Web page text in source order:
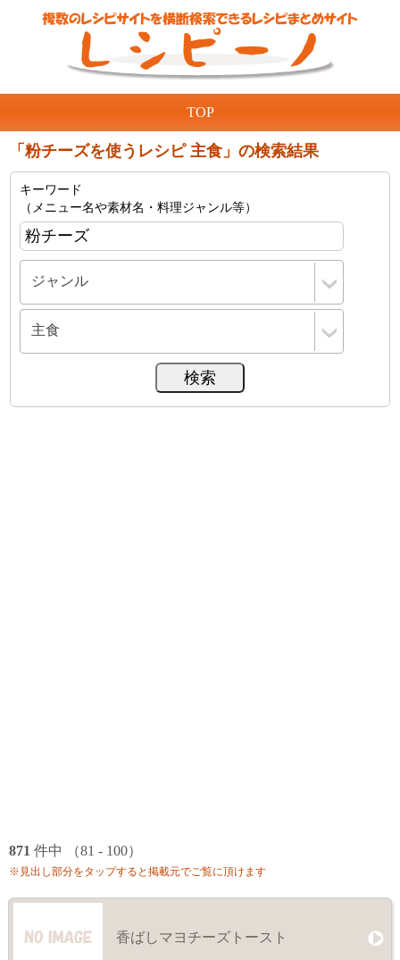
TOP
「粉チーズを使うレシピ 主食」の検索結果
キーワード
（メニュー名や素材名・料理ジャンル等）
871 件中 （81 - 100）
※見出し部分をタップすると掲載元でご覧に頂けます
香ばしマヨチーズトースト